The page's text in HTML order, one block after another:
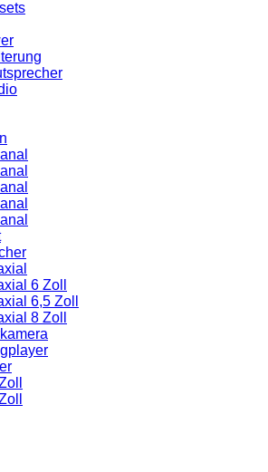
6 Zoll
6,5 Zoll
8 Zoll